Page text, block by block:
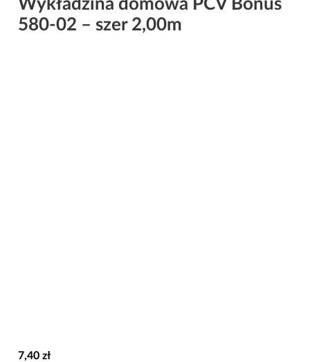
Wykładzina domowa PCV Bonus
580-02 – szer 2,00m
7,40 zł